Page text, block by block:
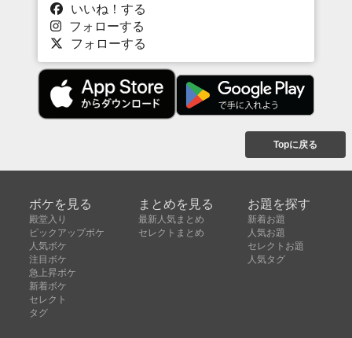
いいね！する
フォローする
フォローする
Topに戻る
ボケを見る
殿堂入り
ピックアップボケ
人気ボケ
注目ボケ
急上昇ボケ
新着ボケ
セレクト
タグ
まとめを見る
最新人気まとめ
セレクトまとめ
お題を探す
新着お題
人気お題
セレクトお題
人気タグ